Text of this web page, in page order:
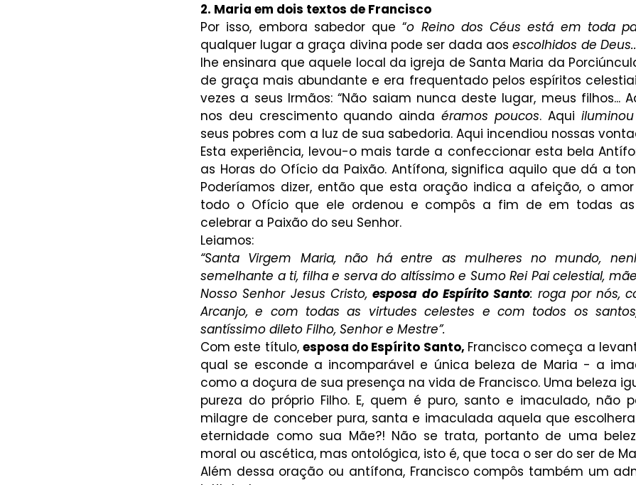
2. Maria em dois textos de Francisco
Por isso, embora sabedor que “o Reino dos Céus está em toda
qualquer lugar a graça divina pode ser dada aos escolhidos de
lhe ensinara que aquele local da igreja de Santa Maria da
de graça mais abundante e era frequentado pelos espíritos
vezes a seus Irmãos: “Não saiam nunca deste lugar, meus filhos...
nos deu crescimento quando ainda éramos poucos. Aqui
seus pobres com a luz de sua sabedoria. Aqui incendiou nossas
Esta experiência, levou-o mais tarde a confeccionar esta bela
as Horas do Ofício da Paixão. Antífona, significa aquilo que dá a
Poderíamos dizer, então que esta oração indica a afeição, o
todo o Ofício que ele ordenou e compôs a fim de em todas
celebrar a Paixão do seu Senhor.
Leiamos:
“Santa Virgem Maria, não há entre as mulheres no mundo,
semelhante a ti, filha e serva do altíssimo e Sumo Rei Pai celestial,
Nosso Senhor Jesus Cristo, esposa do Espírito Santo: roga por nós,
Arcanjo, e com todas as virtudes celestes e com todos os
santíssimo dileto Filho, Senhor e Mestre”.
Com este título, esposa do Espírito Santo, Francisco começa a
qual se esconde a incomparável e única beleza de Maria - a
como a doçura de sua presença na vida de Francisco. Uma beleza
pureza do próprio Filho. E, quem é puro, santo e imaculado, não
milagre de conceber pura, santa e imaculada aquela que
eternidade como sua Mãe?! Não se trata, portanto de uma
moral ou ascética, mas ontológica, isto é, que toca o ser do ser de
Além dessa oração ou antífona, Francisco compôs também um